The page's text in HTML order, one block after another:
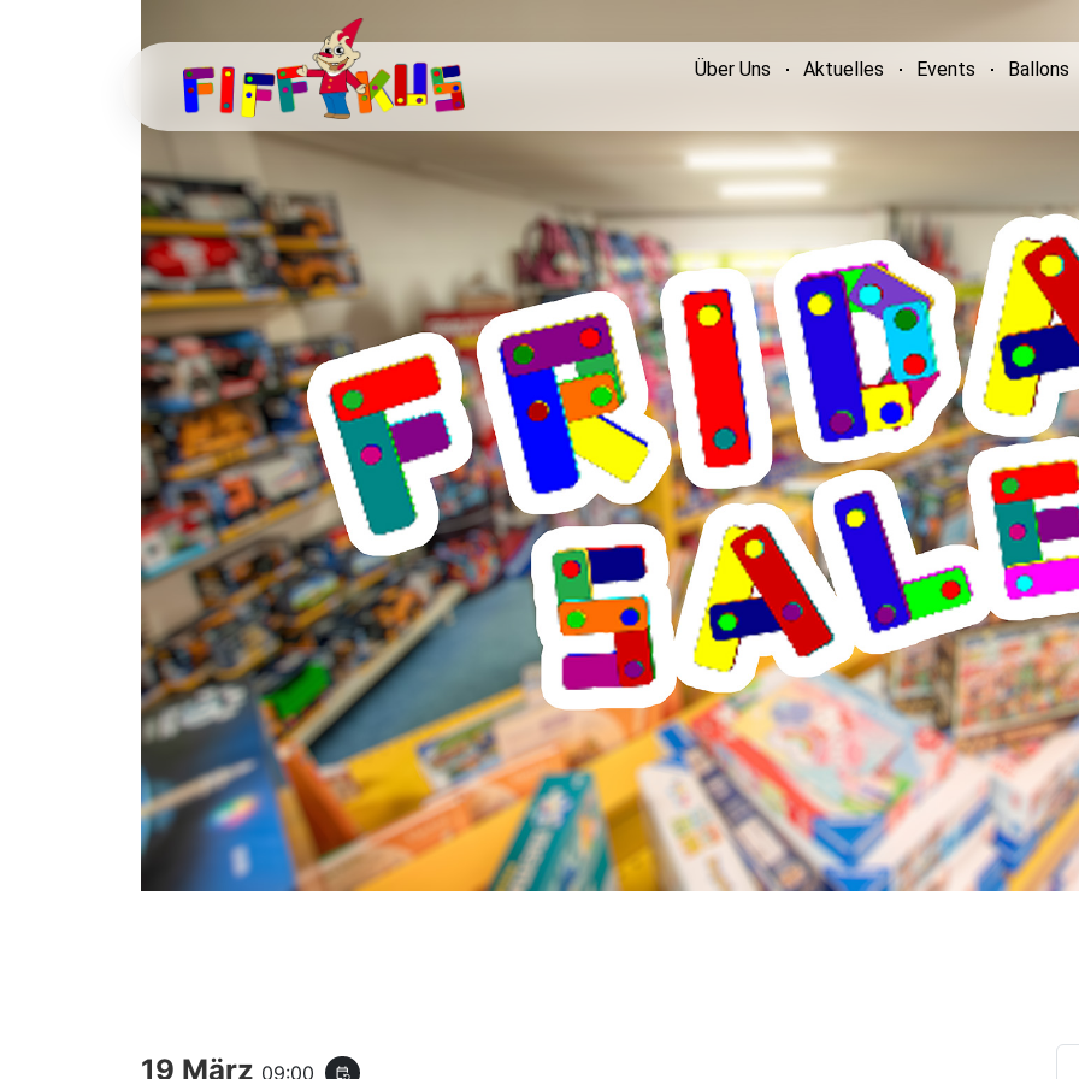
Über Uns Aktuelles Events Ballons
19 März 09:00 event_repeat